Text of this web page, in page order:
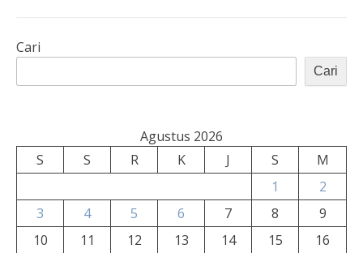
Cari
Cari
Agustus 2026
S
S R K J S
M
1
2
3
4 5 6 7 8
9
10
11 12 13 14 15
16